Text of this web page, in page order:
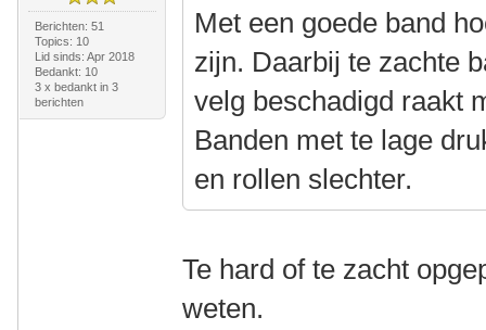
Berichten: 51
Topics: 10
Lid sinds: Apr 2018
Bedankt: 10
3 x bedankt in 3
berichten
Met een goede band
zijn. Daarbij te zachte
velg beschadigd raakt
Banden met te lage
en rollen slechter.
Te hard of te zacht
weten.